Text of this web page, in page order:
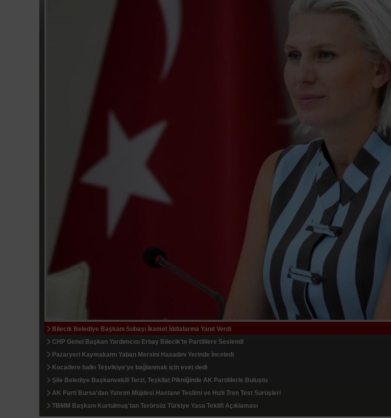
Bilecik Belediye Başkanı Subaşı İkamet İddialarına Yanıt Verdi
CHP Genel Başkan Yardımcısı Erbay Bilecik'te Partililere Seslendi
Pazaryeri Kaymakamı Yaban Mersini Hasadını Yerinde İnceledi
Kocadere halkı Teşvikiye'ye bağlanmak için evet dedi
Şile Belediye Başkanvekili Terzi, Teşkilat Pikniğinde AK Partililerle Buluştu
AK Parti Bursa'dan Yatırım Müjdesi Hastane Teslimi ve Hızlı Tren Test Sürüşleri
TBMM Başkanı Kurtulmuş'tan Terörsüz Türkiye Yasa Teklifi Açıklaması
İstanbul'dan Tekirdağ'a Hafta Sonu Akını Kilometrelerce Kuyruk Oluşturdu
İBB'nin Reddettiği Kızılay Çadırına Bahçelievler Belediyesi Sahip Çıktı
TAPSİAD: Ormanları Korumak, Üretim Gücünü Korumaktır
Minik Öğrenciler Kumbaralarındaki Harçlıkları Filistinli Çocuklara Bağışladı
Melek Mızrak Subaşı Türkiye'nin En Başarılı Belediye Başkanları Arasında 4'üncü Sırada
Darıca Belediyesi Cadde ve Sokaklarda Yenileme Çalışmalarına Devam Ediyor
Kepsut'a Kent Lokantası ve Altyapı Yatırımları
Tekirdağ'da 780 Arıcıya 186 Ton Yem Desteği
Kocaeli'de Kentsel Dönüşüm Protokolü İmzalandı
Serbest Piyasada Dolar ve Euro Yeni Güne Nasıl Başladı?
İhsaniye Barajı Kocaeli'nin Su Güvenliğini Artırdı
Bilecik'te TMO Ürün Alım Noktası İncelendi
Mudanya'da Belediye Dükkanlarının İhale Bedelleri Dudak Uçuklattı
Altın Bozdururken Ayar ve İşçilik Farkı Yaratıyor